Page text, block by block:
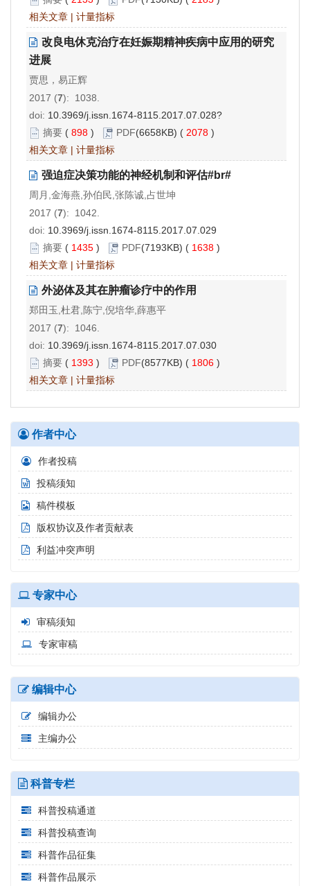
相关文章 | 计量指标
改良电休克治疗在妊娠期精神疾病中应用的研究
进展
贾思，易正辉
2017 (7): 1038.
doi: 10.3969/j.issn.1674-8115.2017.07.028?
摘要 ( 898 ) PDF(6658KB) ( 2078 )
相关文章 | 计量指标
强迫症决策功能的神经机制和评估#br#
周月,金海燕,孙伯民,张陈诚,占世坤
2017 (7): 1042.
doi: 10.3969/j.issn.1674-8115.2017.07.029
摘要 ( 1435 ) PDF(7193KB) ( 1638 )
相关文章 | 计量指标
外泌体及其在肿瘤诊疗中的作用
郑田玉,杜君,陈宁,倪培华,薛惠平
2017 (7): 1046.
doi: 10.3969/j.issn.1674-8115.2017.07.030
摘要 ( 1393 ) PDF(8577KB) ( 1806 )
相关文章 | 计量指标
作者中心
作者投稿
投稿须知
稿件模板
版权协议及作者贡献表
利益冲突声明
专家中心
审稿须知
专家审稿
编辑中心
编辑办公
主编办公
科普专栏
科普投稿通道
科普投稿查询
科普作品征集
科普作品展示